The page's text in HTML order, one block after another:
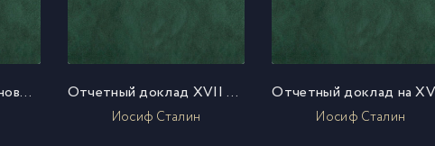
Новая обстановка – новые задачи хозяйственного строительства. (Речь на совещании хозяйственников) Отчетный доклад XVII съезду партии о работе ЦК ВКП(б)
Иосиф Сталин Иосиф Сталин